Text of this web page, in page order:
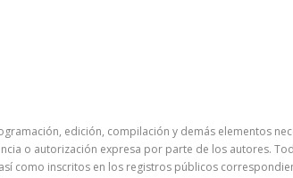
edición, compilación y demás elementos
o autorización expresa por parte de los autores.
como inscritos en los registros públicos